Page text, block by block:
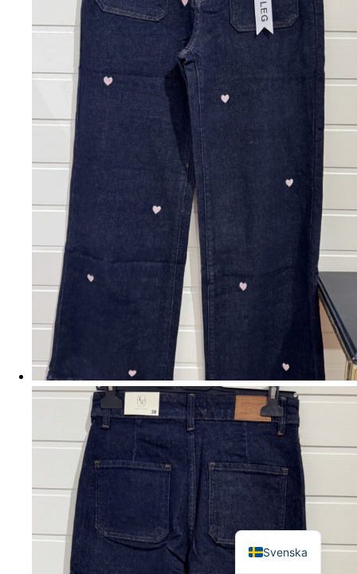
Svenska
English